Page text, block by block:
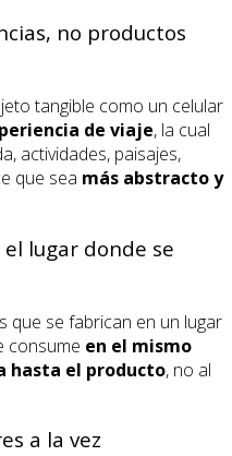
no productos
tangible como un celular
de viaje, la cual
actividades, paisajes,
que sea más abstracto y
el lugar donde se
que se fabrican en un lugar
consume en el mismo
hasta el producto, no al
a la vez